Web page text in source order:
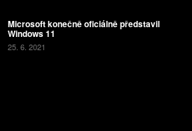
Microsoft konečně oficiálně představil
Windows 11
25. 6. 2021